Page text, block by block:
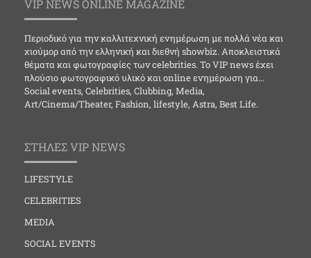
VIP NEWS ONLINE MAGAZINE
Περιοδικό για την καλλιτεχνική ενημέρωση με πολλά νέα και
χιούμορ από την ελληνική και διεθνή showbiz. Αποκλειστικά
θέματα και φωτογραφίες των celebrities. Το VIP news έχει
πλούσιο φωτογραφικό υλικό και online ενημέρωση για…
Social events, Celebrities, Clubbing, Media,
Art/Cinema/Theater, Fashion, lifestyle, Astra, Best Life.
ΣΤΗΛΕΣ VIP NEWS
LIFESTYLE
CELEBRITIES
MEDIA
SOCIAL EVENTS